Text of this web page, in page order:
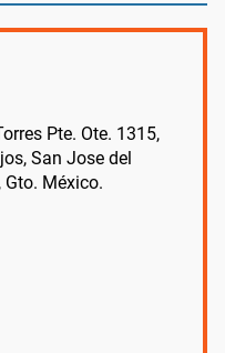
Pte. Ote. 1315,
San Jose del
Gto. México.